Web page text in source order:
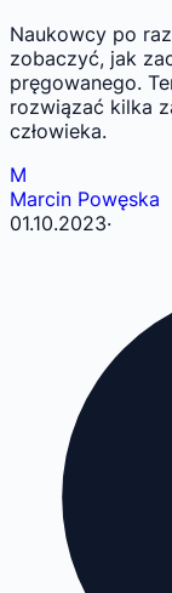
Naukowcy po
zobaczyć, jak
pręgowanego.
rozwiązać kilka
człowieka.
M
Marcin Powęska
01.10.2023·